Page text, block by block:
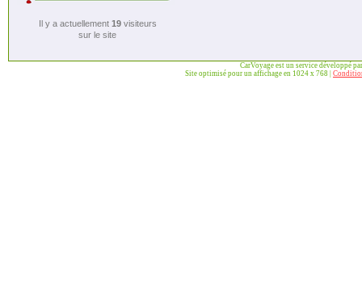
Il y a actuellement 19visiteurs
sur le site
CarVoyage est un service développé
Site optimisé pour un affichage en 1024 x 768 |